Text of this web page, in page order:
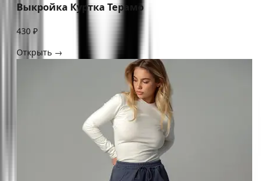
Выкройка Куртка Терамо
430 ₽
Открыть →